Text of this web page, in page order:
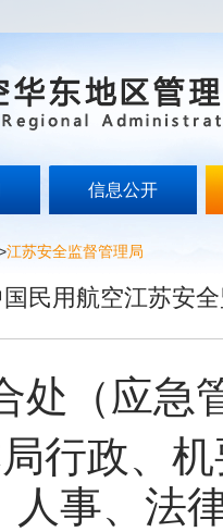
信息公开
江苏安全监督管理局
国民用航空江苏安
（应急
政、机
人事、法